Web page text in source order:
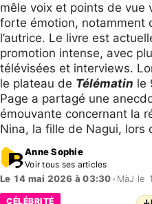
mêle voix et points de vue
forte émotion, notamment
l’autrice. Le livre est
promotion intense, avec
télévisées et interviews.
le plateau de Télématin le
Page a partagé une
émouvante concernant la
Nina, la fille de Nagui, lors
Anne Sophie
Voir tous ses articles
Le 14 mai 2026 à 03:30• MàJ le
CÉLÉBRITÉ